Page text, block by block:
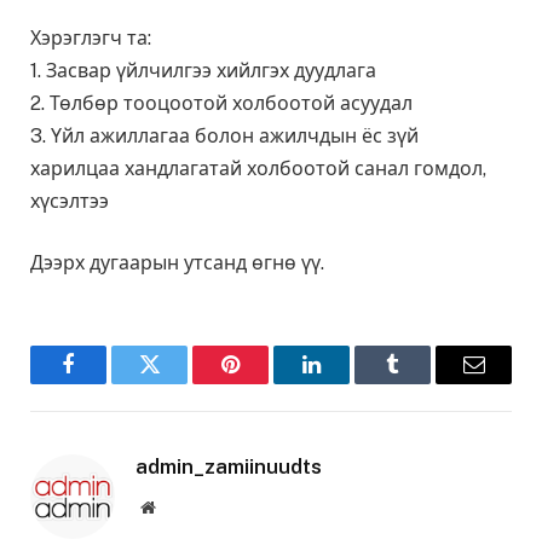
Хэрэглэгч та:
1. Засвар үйлчилгээ хийлгэх дуудлага
2. Төлбөр тооцоотой холбоотой асуудал
3. Үйл ажиллагаа болон ажилчдын ёс зүй
харилцаа хандлагатай холбоотой санал гомдол,
хүсэлтээ
Дээрх дугаарын утсанд өгнө үү.
FacebookTwitter Pinterest LinkedInTumblr Email
admin_zamiinuudts
Website